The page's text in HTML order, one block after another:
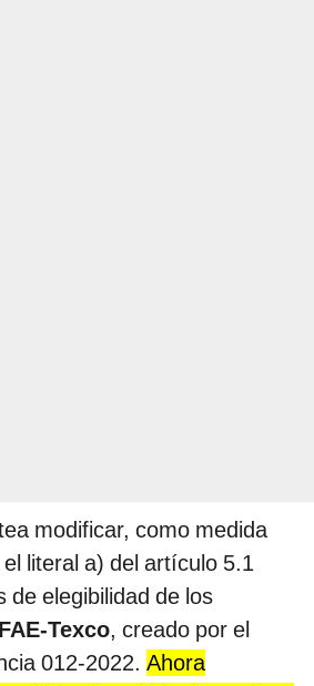
modificar, como medida
literal a) del artículo 5.1
de elegibilidad de los
FAE-Texco, creado por el
012-2022. Ahora